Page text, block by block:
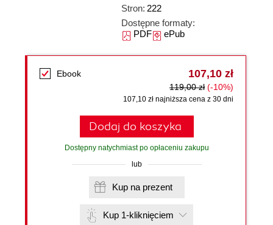
Stron: 222
Dostępne formaty:
PDFePub
Ebook 107,10 zł
119,00 zł (-10%)
107,10 zł najniższa cena z 30 dni
Dodaj do koszyka
Dostępny natychmiast po opłaceniu zakupu
lub
Kup na prezent
Kup 1-kliknięciem